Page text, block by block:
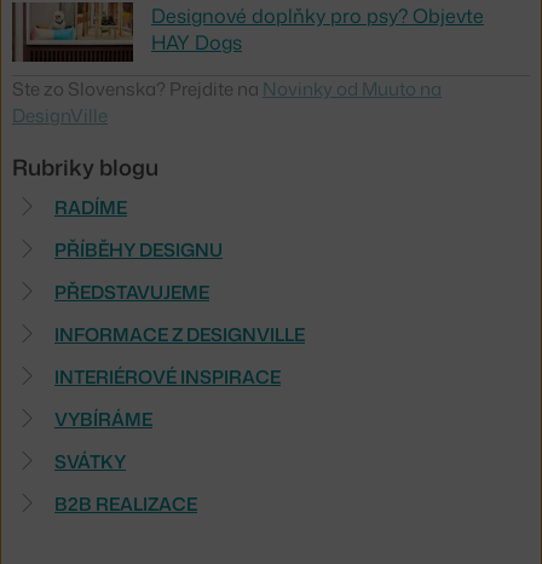
Designové doplňky pro psy? Objevte
HAY Dogs
Ste zo Slovenska? Prejdite na Novinky od Muuto na
DesignVille
Rubriky blogu
RADÍME
PŘÍBĚHY DESIGNU
PŘEDSTAVUJEME
INFORMACE Z DESIGNVILLE
INTERIÉROVÉ INSPIRACE
VYBÍRÁME
SVÁTKY
B2B REALIZACE